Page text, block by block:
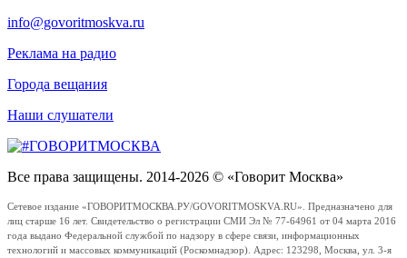
info@govoritmoskva.ru
Реклама на радио
Города вещания
Наши слушатели
Все права защищены. 2014-2026 © «Говорит Москва»
Сетевое издание «ГОВОРИТМОСКВА.РУ/GOVORITMOSKVA.RU». Предназначено для
лиц старше 16 лет. Свидетельство о регистрации СМИ Эл № 77-64961 от 04 марта 2016
года выдано Федеральной службой по надзору в сфере связи, информационных
технологий и массовых коммуникаций (Роскомнадзор). Адрес: 123298, Москва, ул. 3-я